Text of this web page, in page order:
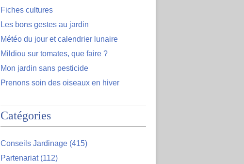
Fiches cultures
Les bons gestes au jardin
Météo du jour et calendrier lunaire
Mildiou sur tomates, que faire ?
Mon jardin sans pesticide
Prenons soin des oiseaux en hiver
Catégories
Conseils Jardinage (415)
Partenariat(112)